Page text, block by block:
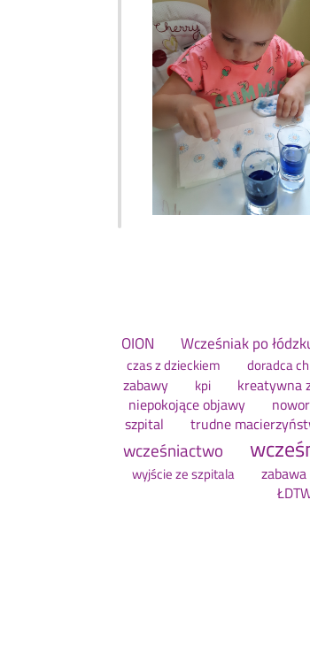
OION Wcześniak po
czas z dzieckiem doradca
zabawy
kpi kreatywna
niepokojące objawy
szpital trudne
wcześniactwo
wyjście ze szpitala zabawa